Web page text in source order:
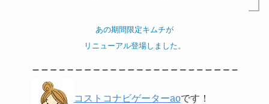
あの期間限定キムチが
リニューアル登場しました。
コストコナビゲーターaoです！